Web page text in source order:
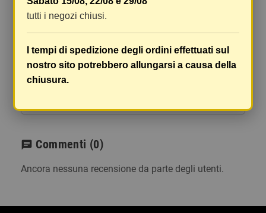
spedizione saranno addebitate per ognuno di
caso di oggetti fragili.
Le scatole hanno dimensioni adeguatamente
chat Commenti (0)
Ancora nessuna recensione da parte degli utenti.
tutti i negozi chiusi.
I tempi di spedizione degli ordini effettuati sul
nostro sito potrebbero allungarsi a causa della
chiusura.